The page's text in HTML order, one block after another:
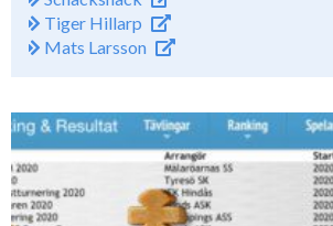
Tiger Hillarp
Mats Larsson